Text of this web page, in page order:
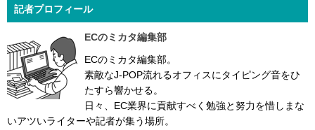
記者プロフィール
ECのミカタ編集部
ECのミカタ編集部。
素敵なJ-POP流れるオフィスにタイピング音をひ
たすら響かせる。
日々、EC業界に貢献すべく勉強と努力を惜しまな
いアツいライターや記者が集う場所。